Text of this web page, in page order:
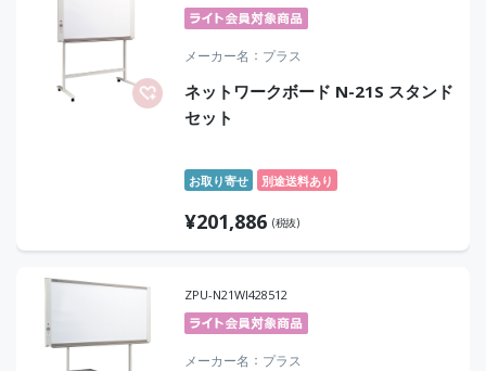
メーカー名 プラス
ネットワークボード N-21S スタンド
セット
お取り寄せ 別途送料あり
¥201,886 (税抜)
ZPU-N21WI428512
メーカー名 プラス